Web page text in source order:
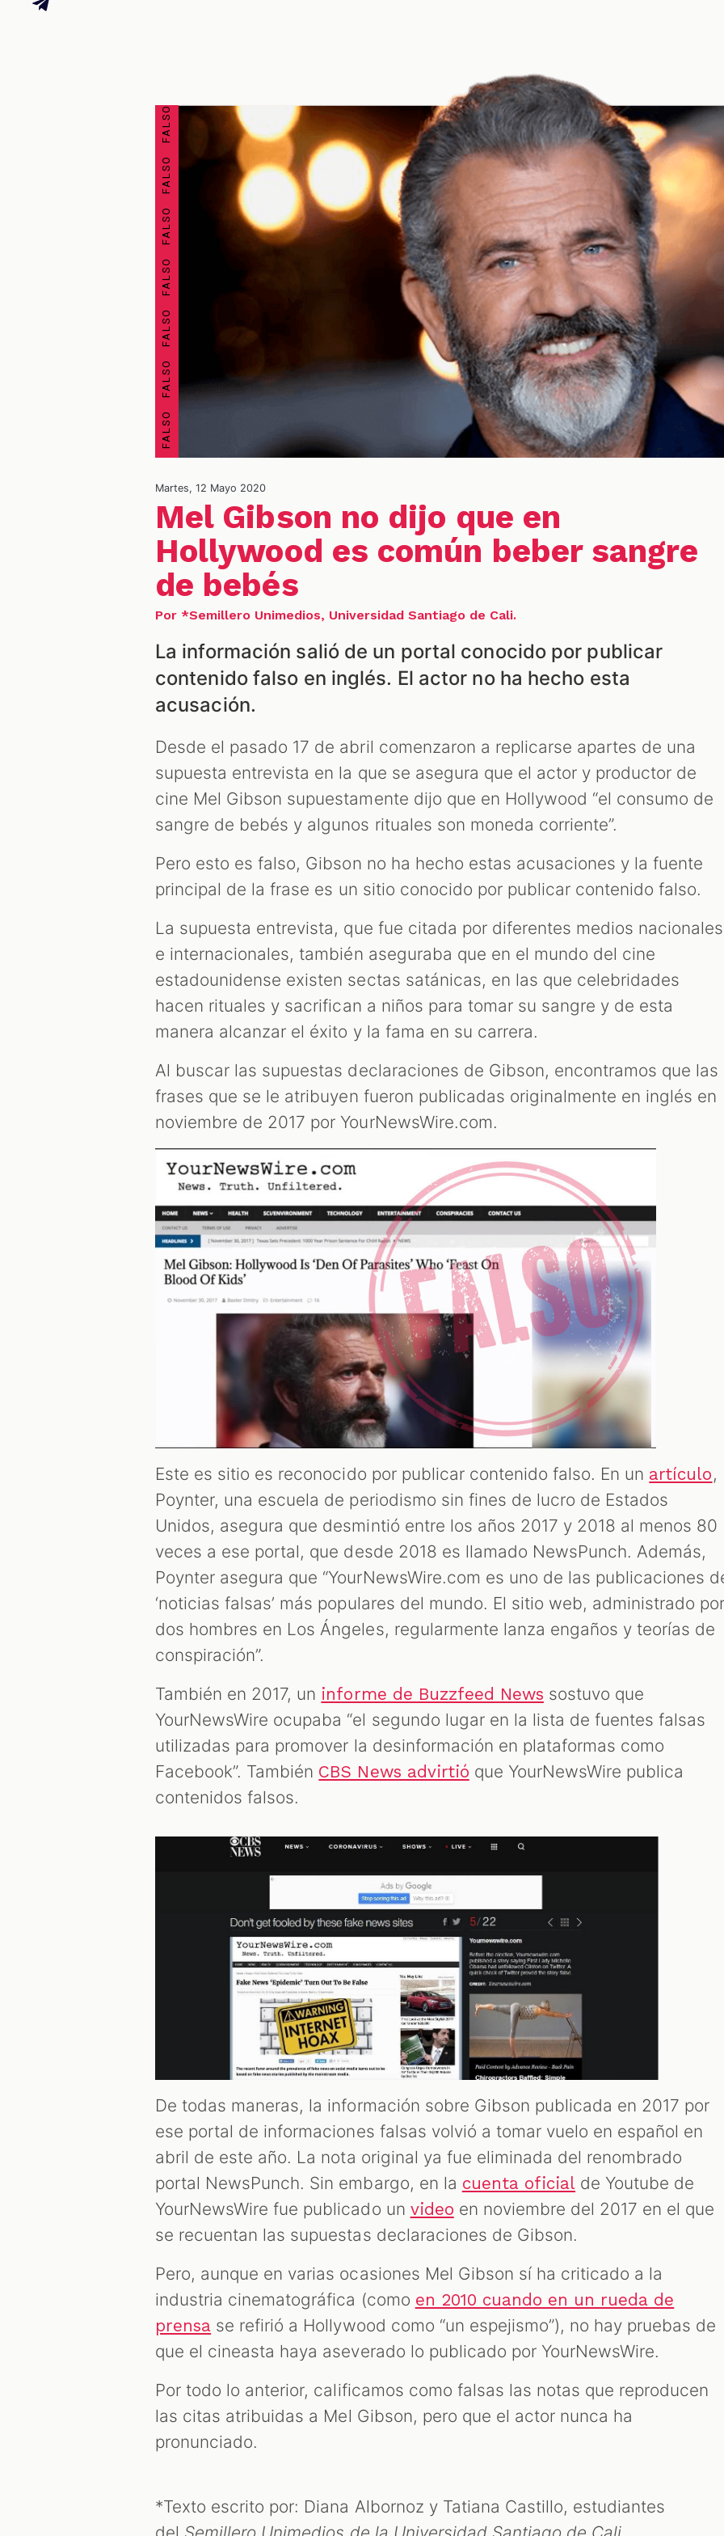
FALSO FALSO FALSO FALSO FALSO FALSO FALSO FALSO
Martes, 12 Mayo 2020
Mel Gibson no dijo que en
Hollywood es común beber sangre
de bebés
Por *Semillero Unimedios, Universidad Santiago de Cali.
La información salió de un portal conocido por publicar
contenido falso en inglés. El actor no ha hecho esta
acusación.
Desde el pasado 17 de abril comenzaron a replicarse apartes de una
supuesta entrevista en la que se asegura que el actor y productor de
cine Mel Gibson supuestamente dijo que en Hollywood “el consumo de
sangre de bebés y algunos rituales son moneda corriente”.
Pero esto es falso, Gibson no ha hecho estas acusaciones y la fuente
principal de la frase es un sitio conocido por publicar contenido falso.
La supuesta entrevista, que fue citada por diferentes medios nacionales
e internacionales, también aseguraba que en el mundo del cine
estadounidense existen sectas satánicas, en las que celebridades
hacen rituales y sacrifican a niños para tomar su sangre y de esta
manera alcanzar el éxito y la fama en su carrera.
Al buscar las supuestas declaraciones de Gibson, encontramos que las
frases que se le atribuyen fueron publicadas originalmente en inglés en
noviembre de 2017 por YourNewsWire.com.
Este es sitio es reconocido por publicar contenido falso. En un artículo,
Poynter, una escuela de periodismo sin fines de lucro de Estados
Unidos, asegura que desmintió entre los años 2017 y 2018 al menos 80
veces a ese portal, que desde 2018 es llamado NewsPunch. Además,
Poynter asegura que “YourNewsWire.com es uno de las publicaciones
‘noticias falsas’ más populares del mundo. El sitio web, administrado
dos hombres en Los Ángeles, regularmente lanza engaños y teorías de
conspiración”.
También en 2017, un informe de Buzzfeed News sostuvo que
YourNewsWire ocupaba “el segundo lugar en la lista de fuentes falsas
utilizadas para promover la desinformación en plataformas como
Facebook”. También CBS News advirtió que YourNewsWire publica
contenidos falsos.
De todas maneras, la información sobre Gibson publicada en 2017 por
ese portal de informaciones falsas volvió a tomar vuelo en español en
abril de este año. La nota original ya fue eliminada del renombrado
portal NewsPunch. Sin embargo, en la cuenta oficial de Youtube de
YourNewsWire fue publicado un video en noviembre del 2017 en el que
se recuentan las supuestas declaraciones de Gibson.
Pero, aunque en varias ocasiones Mel Gibson sí ha criticado a la
industria cinematográfica (como en 2010 cuando en un rueda de
prensa se refirió a Hollywood como “un espejismo”), no hay pruebas de
que el cineasta haya aseverado lo publicado por YourNewsWire.
Por todo lo anterior, calificamos como falsas las notas que reproducen
las citas atribuidas a Mel Gibson, pero que el actor nunca ha
pronunciado.
*Texto escrito por: Diana Albornoz y Tatiana Castillo, estudiantes